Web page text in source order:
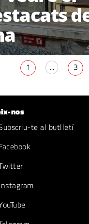
1 ... 3
nos
te al butlletí